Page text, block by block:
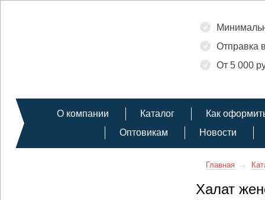
Отправка
От 5 000
О компании Каталог
Как
Оптовикам
Новости
Главная
Халат